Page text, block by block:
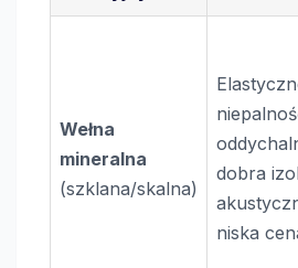
Wełna
mineralna
(szklana/skalna)
dobra
niska